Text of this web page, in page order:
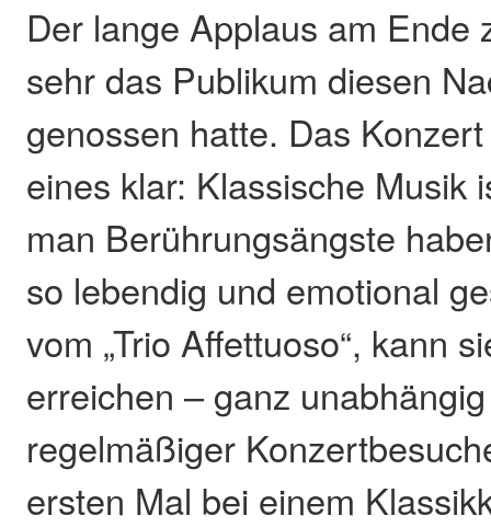
Der lange Applaus am Ende
sehr das Publikum diesen
genossen hatte. Das
eines klar: Klassische Musik
man Berührungsängste
so lebendig und emotional
vom „Trio Affettuoso“, kann
erreichen – ganz
regelmäßiger
ersten Mal bei einem